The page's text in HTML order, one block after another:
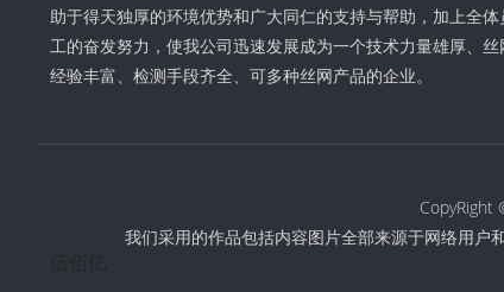
助于得天独厚的环境优势和广大同仁的支持与帮助，加上全体
工的奋发努力，使我公司迅速发展成为一个技术力量雄厚、丝
经验丰富、检测手段齐全、可多种丝网产品的企业。
CopyRight
我们采用的作品包括内容图片全部来源于网络用户